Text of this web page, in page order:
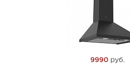
9990 руб.